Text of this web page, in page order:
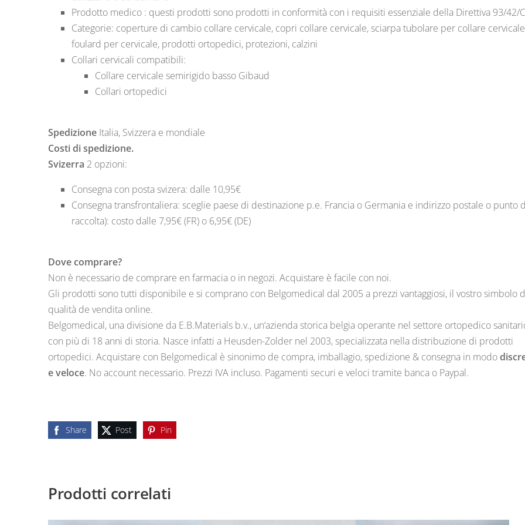
Prodotto medico : questi prodotti sono prodotti in conformità con i requisiti essenziale della Direttiva 93/42/
Categorie: coperture di cambio collare cervicale, copri collare cervicale, sciarpa tubolare per collare
foulard per cervicale, prodotti ortopedici, protezioni, calzini
Collari cervicali compatibili:
Collare cervicale semirigido basso Gibaud
Collari ortopedici
Spedizione Italia, Svizzera e mondiale
Costi di spedizione.
Svizerra 2 opzioni:
Consegna con posta svizera: dalle 10,95€
Consegna transfrontaliera: sceglie paese di destinazione p.e. Francia o Germania e indirizzo postale o punto
raccolta): costo dalle 7,95€ (FR) o 6,95€ (DE)
Dove comprare?
Non è necessario de comprare en farmacia o in negozi. Acquistare è facile con noi.
Gli prodotti sono tutti disponibile e si comprano con Belgomedical dal 2005 a prezzi vantaggiosi, il vostro simbolo
qualità de vendita online.
Belgomedical, una divisione da E.B.Materials b.v., un’azienda storica belgia operante nel settore ortopedico
con più di 18 anni di storia. Nasce infatti a Heusden-Zolder nel 2003, specializzata nella distribuzione di prodotti
ortopedici. Acquistare con Belgomedical è sinonimo de compra, imballagio, spedizione & consegna in modo
e veloce. No account necessario. Prezzi IVA incluso. Pagamenti securi e veloci tramite banca o Paypal.
Share Post Pin
Prodotti correlati